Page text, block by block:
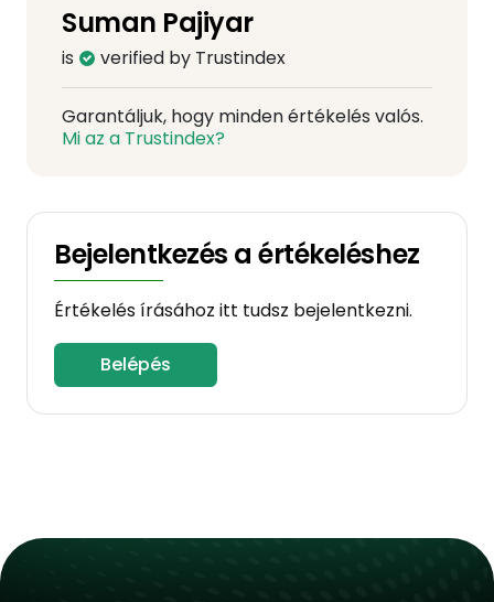
Suman Pajiyar
is verified by Trustindex
Garantáljuk, hogy minden értékelés valós.
Mi az a Trustindex?
Bejelentkezés a értékeléshez
Értékelés írásához itt tudsz bejelentkezni.
Belépés